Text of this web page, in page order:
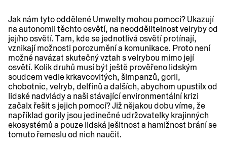
Jak nám tyto oddělené Umwelty mohou pomoci? Ukazují
na autonomii těchto osvětí, na neoddělitelnost velryby od
jejího osvětí. Tam, kde se jednotlivá osvětí protínají,
vznikají možnosti porozumění a komunikace. Proto není
možné navázat skutečný vztah s velrybou mimo její
osvětí. Kolik druhů musí být ještě prověřeno lidským
soudcem vedle krkavcovitých, šimpanzů, goril,
chobotnic, velryb, delfínů a dalších, abychom upustilx od
lidské nadvlády a naši stávající environmentální krizi
začalx řešit s jejich pomocí? Již nějakou dobu víme, že
například gorily jsou jedinečné udržovatelky krajinných
ekosystémů a pouze lidská ješitnost a hamižnost brání se
tomuto řemeslu od nich naučit.